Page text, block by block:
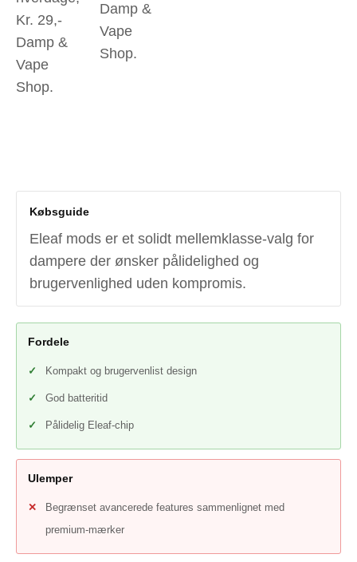
Kr. 29,-
Damp &
Vape
Shop.
Damp &
Vape
Shop.
Købsguide
Eleaf mods er et solidt mellemklasse-valg for
dampere der ønsker pålidelighed og
brugervenlighed uden kompromis.
Fordele
Kompakt og brugervenlist design
God batteritid
Pålidelig Eleaf-chip
Ulemper
Begrænset avancerede features sammenlignet med
premium-mærker